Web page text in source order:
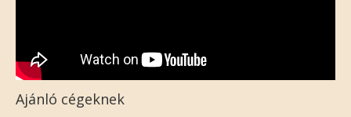
Ajánló cégeknek